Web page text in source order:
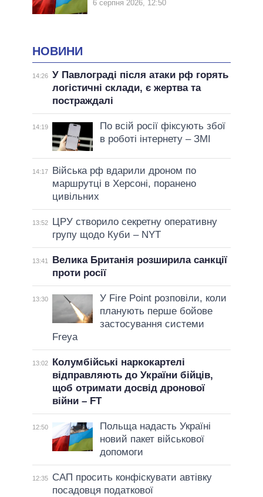
6 серпня 2026, 12:50
НОВИНИ
14:26 У Павлограді після атаки рф горять
логістичні склади, є жертва та
постраждалі
14:19
По всій росії фіксують збої
в роботі інтернету – ЗМІ
14:17
Війська рф вдарили дроном по
маршрутці в Херсоні, поранено
цивільних
13:52
ЦРУ створило секретну оперативну
групу щодо Куби – NYT
13:41
Велика Британія розширила санкції
проти росії
13:30
У Fire Point розповіли, коли
планують перше бойове
застосування системи
Freya
13:02
Колумбійські наркокартелі
відправляють до України бійців,
щоб отримати досвід дронової
війни – FT
12:50
Польща надасть Україні
новий пакет військової
допомоги
12:35
САП просить конфіскувати автівку
посадовця податкової